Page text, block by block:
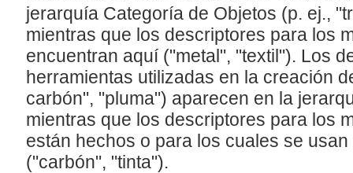
jerarquía Categoría de Objetos (p. ej.,
mientras que los descriptores para los
encuentran aquí ("metal", "textil"). Los
herramientas utilizadas en la creación
carbón", "pluma") aparecen en la
mientras que los descriptores para los
están hechos o para los cuales se
("carbón", "tinta").